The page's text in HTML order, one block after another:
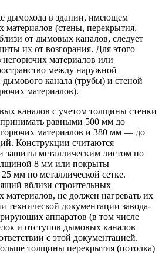
дымохода в здании, имеющем
материалов (стены, перекрытия,
от дымовых каналов, следует
их от возгорания. Для этого
негорючих материалов или
между наружной
канала (трубы) и стеной
материалов).
каналов с учетом толщины стенки
принимать равными 500 мм до
материалов и 380 мм — до
Конструкции считаются
металлическим листом по
8 мм или покрыты
мм по металлической сетке.
вблизи строительных
материалов, не должен нагревать их
документации завода-
аппаратов (в том числе
и отступов дымовых каналов
с этой документацией.
толщины перекрытия (потолка)